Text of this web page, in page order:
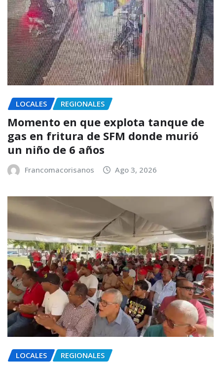
LOCALES REGIONALES
Momento en que explota tanque de
gas en fritura de SFM donde murió
un niño de 6 años
Francomacorisanos Ago 3, 2026
LOCALES REGIONALES